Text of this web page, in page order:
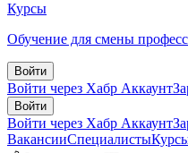
Курсы
Обучение для смены
Войти
Войти через Хабр Аккаунт
Войти
Войти через Хабр Аккаунт
ВакансииСпециалисты